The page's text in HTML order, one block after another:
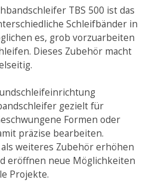
TBS 500 ist das
Schleifbänder in
es, grob vorzuarbeiten
Dieses Zubehör macht
gezielt für
Formen oder
präzise bearbeiten.
weiteres Zubehör erhöhen
eröffnen neue Möglichkeiten
Projekte.